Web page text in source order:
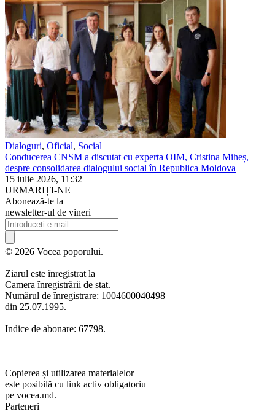
Dialoguri, Oficial, Social
Conducerea CNSM a discutat cu experta OIM, Cristina Miheș,
despre consolidarea dialogului social în Republica Moldova
15 iulie 2026, 11:32
URMARIȚI-NE
Abonează-te la
newsletter-ul de vineri
© 2026 Vocea poporului.
Ziarul este înregistrat la
Camera înregistrării de stat.
Numărul de înregistrare: 1004600040498
din 25.07.1995.
Indice de abonare: 67798.
Copierea și utilizarea materialelor
este posibilă cu link activ obligatoriu
pe vocea.md.
Parteneri